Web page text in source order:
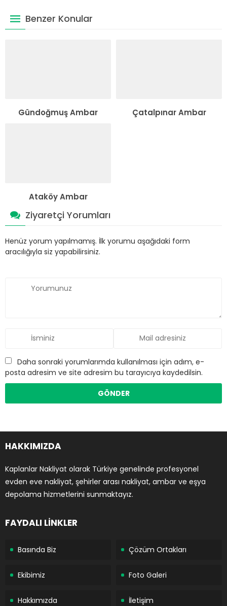
Benzer Konular
Gündoğmuş Ambar Çatalpınar Ambar
Ataköy Ambar
Ziyaretçi Yorumları
Henüz yorum yapılmamış. İlk yorumu aşağıdaki form
aracılığıyla siz yapabilirsiniz.
Daha sonraki yorumlarımda kullanılması için adım, e-
posta adresim ve site adresim bu tarayıcıya kaydedilsin.
HAKKIMIZDA
Kaplanlar Nakliyat olarak Türkiye genelinde profesyonel
evden eve nakliyat, şehirler arası nakliyat, ambar ve eşya
depolama hizmetlerini sunmaktayız.
FAYDALI LİNKLER
Basında Biz Çözüm Ortakları
Ekibimiz Foto Galeri
Hakkımızda İletişim